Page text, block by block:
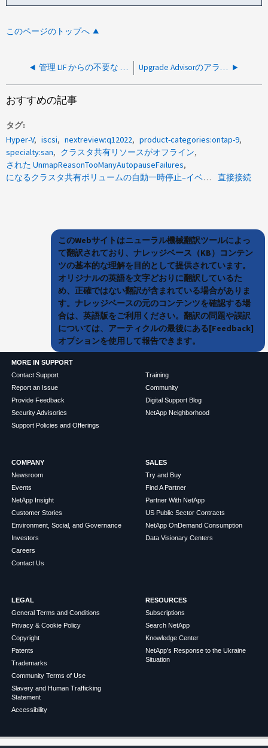
このページのトップへ
管理 LIF からの不要な SNMP アウトバウンドトラフィック Upgrade Advisorのアラート「Cluster Switch version not compatible」
おすすめの記事
タグ
Hyper-V
iscsi nextreview:q12022
product-categories:ontap-9
specialty:san
クラスタ共有リソースがオフライン
された UnmapReasonTooManyAutopauseFailures
になるクラスタ共有ボリュームの自動一時停止–イベント 5120
直接接続
このWebサイトはニューラル機械翻訳ツールによっ
て翻訳されており、ナレッジベース（KB）コンテン
ツの基本的な理解を目的として提供されています。
オリジナルの英語を文字どおりに翻訳しているた
め、正確ではない翻訳が含まれている場合がありま
す。ナレッジベースの元のコンテンツを確認する場
合は、英語版をご利用ください。翻訳の問題や誤訳
については、アーティクルの最後にある[Feedback]
オプションを使用して報告できます。
MORE IN SUPPORT
Contact Support
Report an Issue
Provide Feedback
Security Advisories
Support Policies and Offerings
Training
Community
Digital Support Blog
NetApp Neighborhood
COMPANY
Newsroom
Events
NetApp Insight
Customer Stories
Environment, Social, and Governance
Investors
Careers
Contact Us
SALES
Try and Buy
Find A Partner
Partner With NetApp
US Public Sector Contracts
NetApp OnDemand Consumption
Data Visionary Centers
LEGAL
General Terms and Conditions
Privacy & Cookie Policy
Copyright
Patents
Trademarks
Community Terms of Use
Slavery and Human Trafficking
Statement
Accessibility
RESOURCES
Subscriptions
Search NetApp
Knowledge Center
NetApp's Response to the Ukraine
Situation